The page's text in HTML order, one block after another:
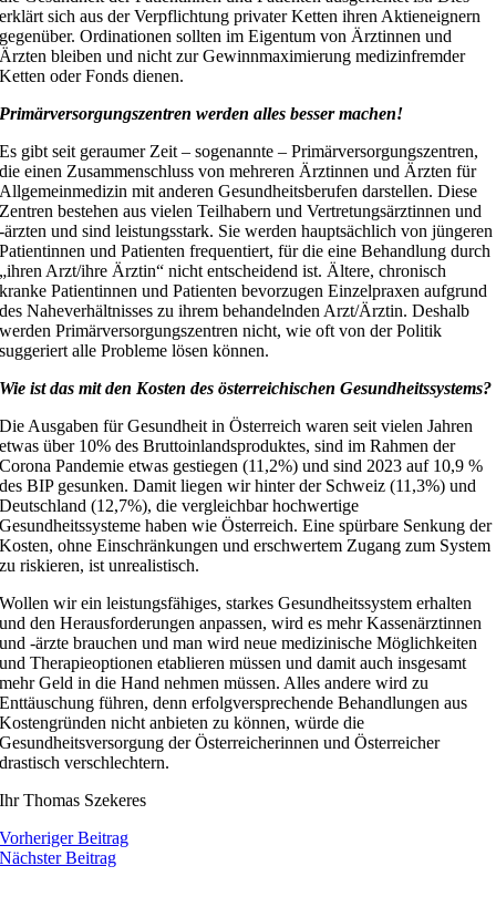
erklärt sich aus der Verpflichtung privater Ketten ihren Aktieneignern
gegenüber. Ordinationen sollten im Eigentum von Ärztinnen und
Ärzten bleiben und nicht zur Gewinnmaximierung medizinfremder
Ketten oder Fonds dienen.
Primärversorgungszentren werden alles besser machen!
Es gibt seit geraumer Zeit – sogenannte – Primärversorgungszentren,
die einen Zusammenschluss von mehreren Ärztinnen und Ärzten für
Allgemeinmedizin mit anderen Gesundheitsberufen darstellen. Diese
Zentren bestehen aus vielen Teilhabern und Vertretungsärztinnen und
-ärzten und sind leistungsstark. Sie werden hauptsächlich von jüngeren
Patientinnen und Patienten frequentiert, für die eine Behandlung durch
„ihren Arzt/ihre Ärztin“ nicht entscheidend ist. Ältere, chronisch
kranke Patientinnen und Patienten bevorzugen Einzelpraxen aufgrund
des Naheverhältnisses zu ihrem behandelnden Arzt/Ärztin. Deshalb
werden Primärversorgungszentren nicht, wie oft von der Politik
suggeriert alle Probleme lösen können.
Wie ist das mit den Kosten des österreichischen Gesundheitssystems?
Die Ausgaben für Gesundheit in Österreich waren seit vielen Jahren
etwas über 10% des Bruttoinlandsproduktes, sind im Rahmen der
Corona Pandemie etwas gestiegen (11,2%) und sind 2023 auf 10,9 %
des BIP gesunken. Damit liegen wir hinter der Schweiz (11,3%) und
Deutschland (12,7%), die vergleichbar hochwertige
Gesundheitssysteme haben wie Österreich. Eine spürbare Senkung der
Kosten, ohne Einschränkungen und erschwertem Zugang zum System
zu riskieren, ist unrealistisch.
Wollen wir ein leistungsfähiges, starkes Gesundheitssystem erhalten
und den Herausforderungen anpassen, wird es mehr Kassenärztinnen
und -ärzte brauchen und man wird neue medizinische Möglichkeiten
und Therapieoptionen etablieren müssen und damit auch insgesamt
mehr Geld in die Hand nehmen müssen. Alles andere wird zu
Enttäuschung führen, denn erfolgversprechende Behandlungen aus
Kostengründen nicht anbieten zu können, würde die
Gesundheitsversorgung der Österreicherinnen und Österreicher
drastisch verschlechtern.
Ihr Thomas Szekeres
Vorheriger Beitrag
Nächster Beitrag